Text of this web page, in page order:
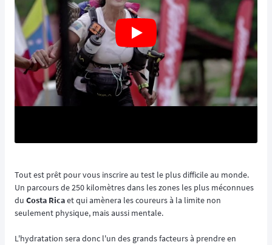
Tout est prêt pour vous inscrire au test le plus difficile au monde.
Un parcours de 250 kilomètres dans les zones les plus méconnues
du Costa Ricaet qui amènera les coureurs à la limite non
seulement physique, mais aussi mentale.
L'hydratation sera donc l'un des grands facteurs à prendre en